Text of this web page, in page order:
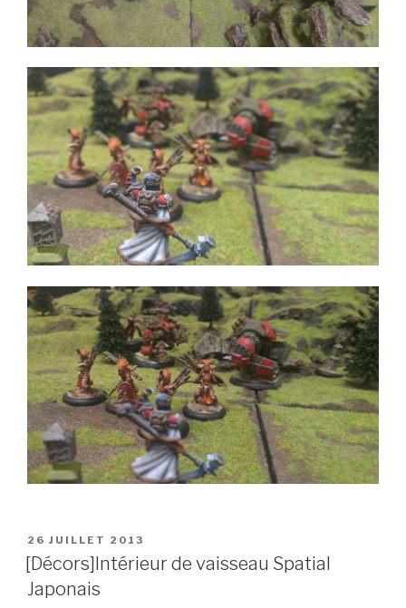
PUBLIÉ
LE
26 JUILLET 2013
[Décors]Intérieur de vaisseau Spatial
Japonais